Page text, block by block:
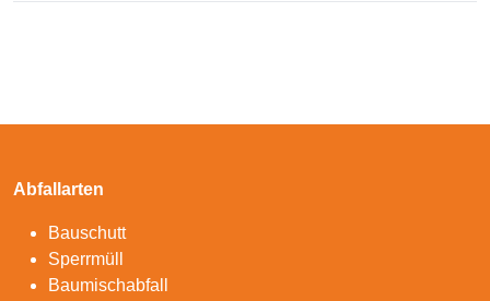
Abfallarten
Bauschutt
Sperrmüll
Baumischabfall